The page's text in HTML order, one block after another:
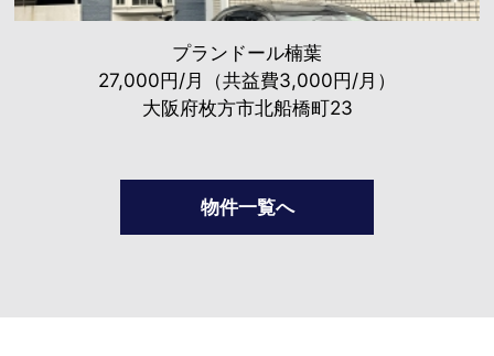
プランドール楠葉
27,000円/月（共益費3,000円/月）
大阪府枚方市北船橋町23
物件一覧へ